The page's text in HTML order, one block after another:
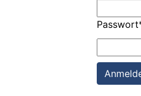
Passwort